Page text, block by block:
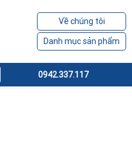
Về chúng tôi
Danh mục sản phẩm
0942.337.117